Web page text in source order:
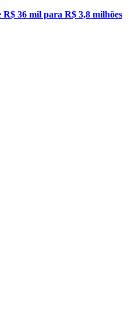
36 mil para R$ 3,8 milhões